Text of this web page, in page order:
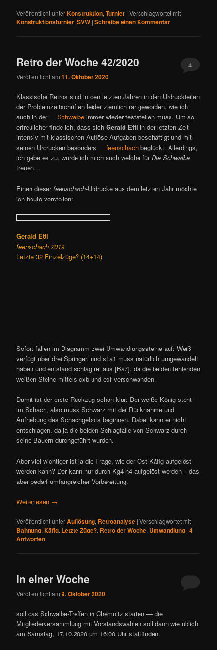
Veröffentlicht unterKonstruktion,Turnier |Verschlagwortet mit
Konstruktionsturnier,SVW |Schreibe einen Kommentar
Retro der Woche 42/2020
Veröffentlicht am11. Oktober 2020
4
Klassische Retros sind in den letzten Jahren in den Urdruckteilen
der Problemzeitschriften leider ziemlich rar geworden, wie ich
auch in der
Schwalbe immer wieder feststellen muss. Um so
erfreulicher finde ich, dass sichGerald Ettl in der letzten Zeit
intensiv mit klassischen Auflöse-Aufgaben beschäftigt und mit
seinen Urdrucken besonders
feenschach beglückt. Allerdings,
ich gebe es zu, würde ich mich auch welche fürDie Schwalbe
freuen…
Einen dieserfeenschach-Urdrucke aus dem letzten Jahr möchte
ich heute vorstellen:
Gerald Ettl
feenschach 2019
Letzte 32 Einzelzüge? (14+14)
Sofort fallen im Diagramm zwei Umwandlungssteine auf: Weiß
verfügt über drei Springer, und sLa1 muss natürlich umgewandelt
haben und entstand schlagfrei aus [Ba7], da die beiden fehlenden
weißen Steine mittels cxb und exf verschwanden.
Damit ist der erste Rückzug schon klar: Der weiße König steht
im Schach, also muss Schwarz mit der Rücknahme und
Aufhebung des Schachgebots beginnen. Dabei kann er nicht
entschlagen, da ja die beiden Schlagfälle von Schwarz durch
seine Bauern durchgeführt wurden.
Aber viel wichtiger ist ja die Frage, wie der Ost-Käfig aufgelöst
werden kann? Der kann nur durch Kg4-h4 aufgelöst werden – das
aber bedarf umfangreicher Vorbereitung.
Weiterlesen →
Veröffentlicht unterAuflösung, Retroanalyse |Verschlagwortet mit
Bahnung,Käfig, Letzte Züge?, Retro der Woche, Umwandlung |4
Antworten
In einer Woche
Veröffentlicht am9. Oktober 2020
soll das Schwalbe-Treffen in Chemnitz starten — die
Mitgliederversammlung mit Vorstandswahlen soll dann wie üblich
am Samstag, 17.10.2020 um 16:00 Uhr stattfinden.